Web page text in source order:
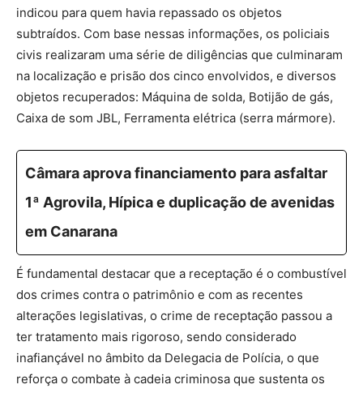
indicou para quem havia repassado os objetos
subtraídos. Com base nessas informações, os policiais
civis realizaram uma série de diligências que culminaram
na localização e prisão dos cinco envolvidos, e diversos
objetos recuperados: Máquina de solda, Botijão de gás,
Caixa de som JBL, Ferramenta elétrica (serra mármore).
Câmara aprova financiamento para asfaltar
1ª Agrovila, Hípica e duplicação de avenidas
em Canarana
É fundamental destacar que a receptação é o combustível
dos crimes contra o patrimônio e com as recentes
alterações legislativas, o crime de receptação passou a
ter tratamento mais rigoroso, sendo considerado
inafiançável no âmbito da Delegacia de Polícia, o que
reforça o combate à cadeia criminosa que sustenta os